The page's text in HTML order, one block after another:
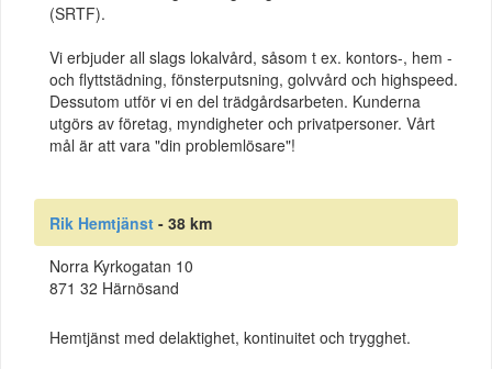
(SRTF).
Vi erbjuder all slags lokalvård, såsom t ex. kontors-, hem -
och flyttstädning, fönsterputsning, golvvård och highspeed.
Dessutom utför vi en del trädgårdsarbeten. Kunderna
utgörs av företag, myndigheter och privatpersoner. Vårt
mål är att vara "din problemlösare"!
Rik Hemtjänst - 38 km
Norra Kyrkogatan 10
871 32 Härnösand
Hemtjänst med delaktighet, kontinuitet och trygghet.